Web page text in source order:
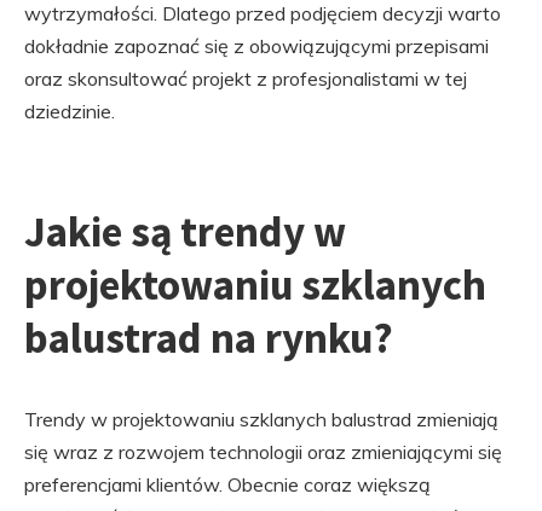
wytrzymałości. Dlatego przed podjęciem decyzji warto
dokładnie zapoznać się z obowiązującymi przepisami
oraz skonsultować projekt z profesjonalistami w tej
dziedzinie.
Jakie są trendy w
projektowaniu szklanych
balustrad na rynku?
Trendy w projektowaniu szklanych balustrad zmieniają
się wraz z rozwojem technologii oraz zmieniającymi się
preferencjami klientów. Obecnie coraz większą